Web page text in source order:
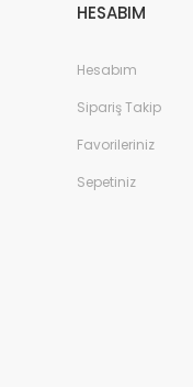
HESABIM
Hesabım
Sipariş Takip
Favorileriniz
Sepetiniz